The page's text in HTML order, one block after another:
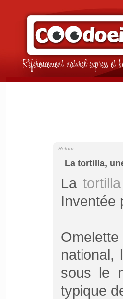
Référencement naturel express
La tortilla,
Retour
La tortilla
Inventée
national,
sous le
typique